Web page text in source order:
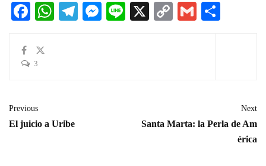
Facebook
WhatsApp
Telegram
Messenger
LineX
CopyGmail
3
Previous
El juicio a Uribe
Next
Santa Marta: la Perla de Am
érica